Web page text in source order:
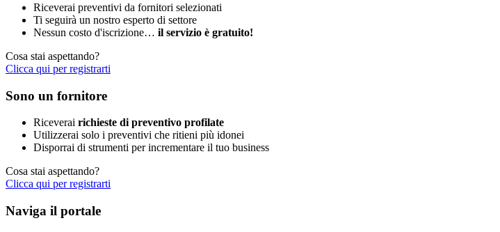
Riceverai preventivi da fornitori selezionati
Ti seguirà un nostro esperto di settore
Nessun costo d'iscrizione… il servizio è gratuito!
Cosa stai aspettando?
Clicca qui per registrarti
Sono un fornitore
Riceverai richieste di preventivo profilate
Utilizzerai solo i preventivi che ritieni più idonei
Disporrai di strumenti per incrementare il tuo business
Cosa stai aspettando?
Clicca qui per registrarti
Naviga il portale